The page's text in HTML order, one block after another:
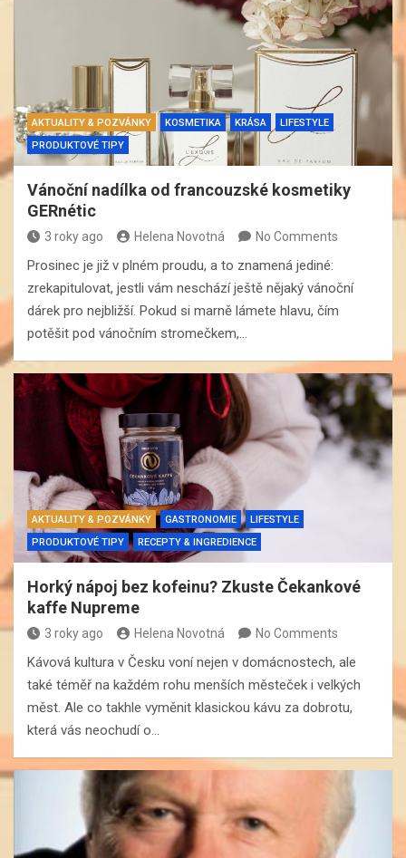
AKTUALITY & POZVÁNKY KOSMETIKA KRÁSA
LIFESTYLE
PRODUKTOVÉ TIPY
Vánoční nadílka od francouzské kosmetiky
GERnétic
3 roky ago Helena Novotná No Comments
Prosinec je již v plném proudu, a to znamená jediné:
zrekapitulovat, jestli vám neschází ještě nějaký vánoční
dárek pro nejbližší. Pokud si marně lámete hlavu, čím
potěšit pod vánočním stromečkem,…
AKTUALITY & POZVÁNKY GASTRONOMIE
LIFESTYLE
PRODUKTOVÉ TIPY
RECEPTY & INGREDIENCE
Horký nápoj bez kofeinu? Zkuste Čekankové
kaffe Nupreme
3 roky ago Helena Novotná No Comments
Kávová kultura v Česku voní nejen v domácnostech, ale
také téměř na každém rohu menších městeček i velkých
měst. Ale co takhle vyměnit klasickou kávu za dobrotu,
která vás neochudí o…